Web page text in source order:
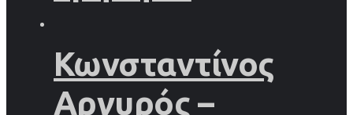
Κωνσταντίνος
Αργυρός –